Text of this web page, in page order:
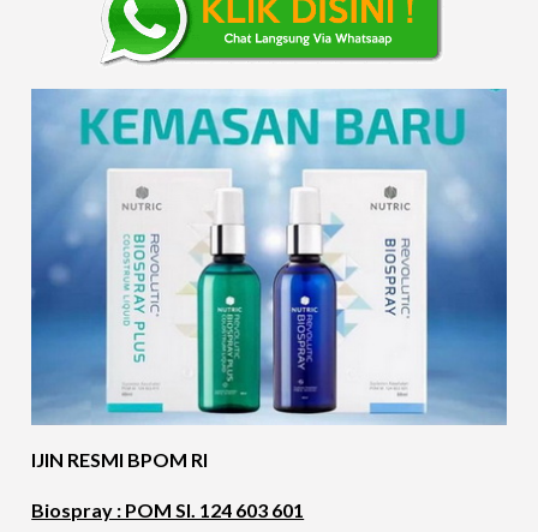
IJIN RESMI BPOM RI
Biospray : POM SI. 124 603 601